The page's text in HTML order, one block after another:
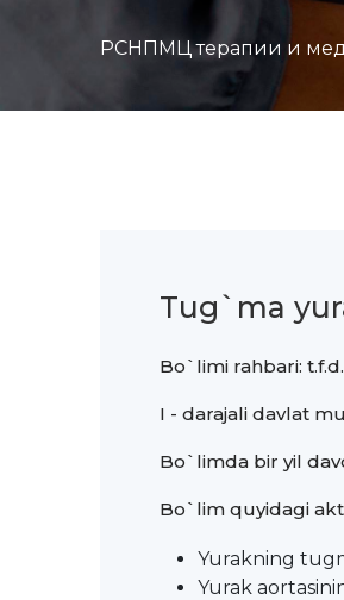
РСНПМЦ терапии и
Tug`ma
Bo`limi rahbari:
I - darajali davlat
Bo`limda bir yil
Bo`lim quyidagi
Yurakning
Yurak